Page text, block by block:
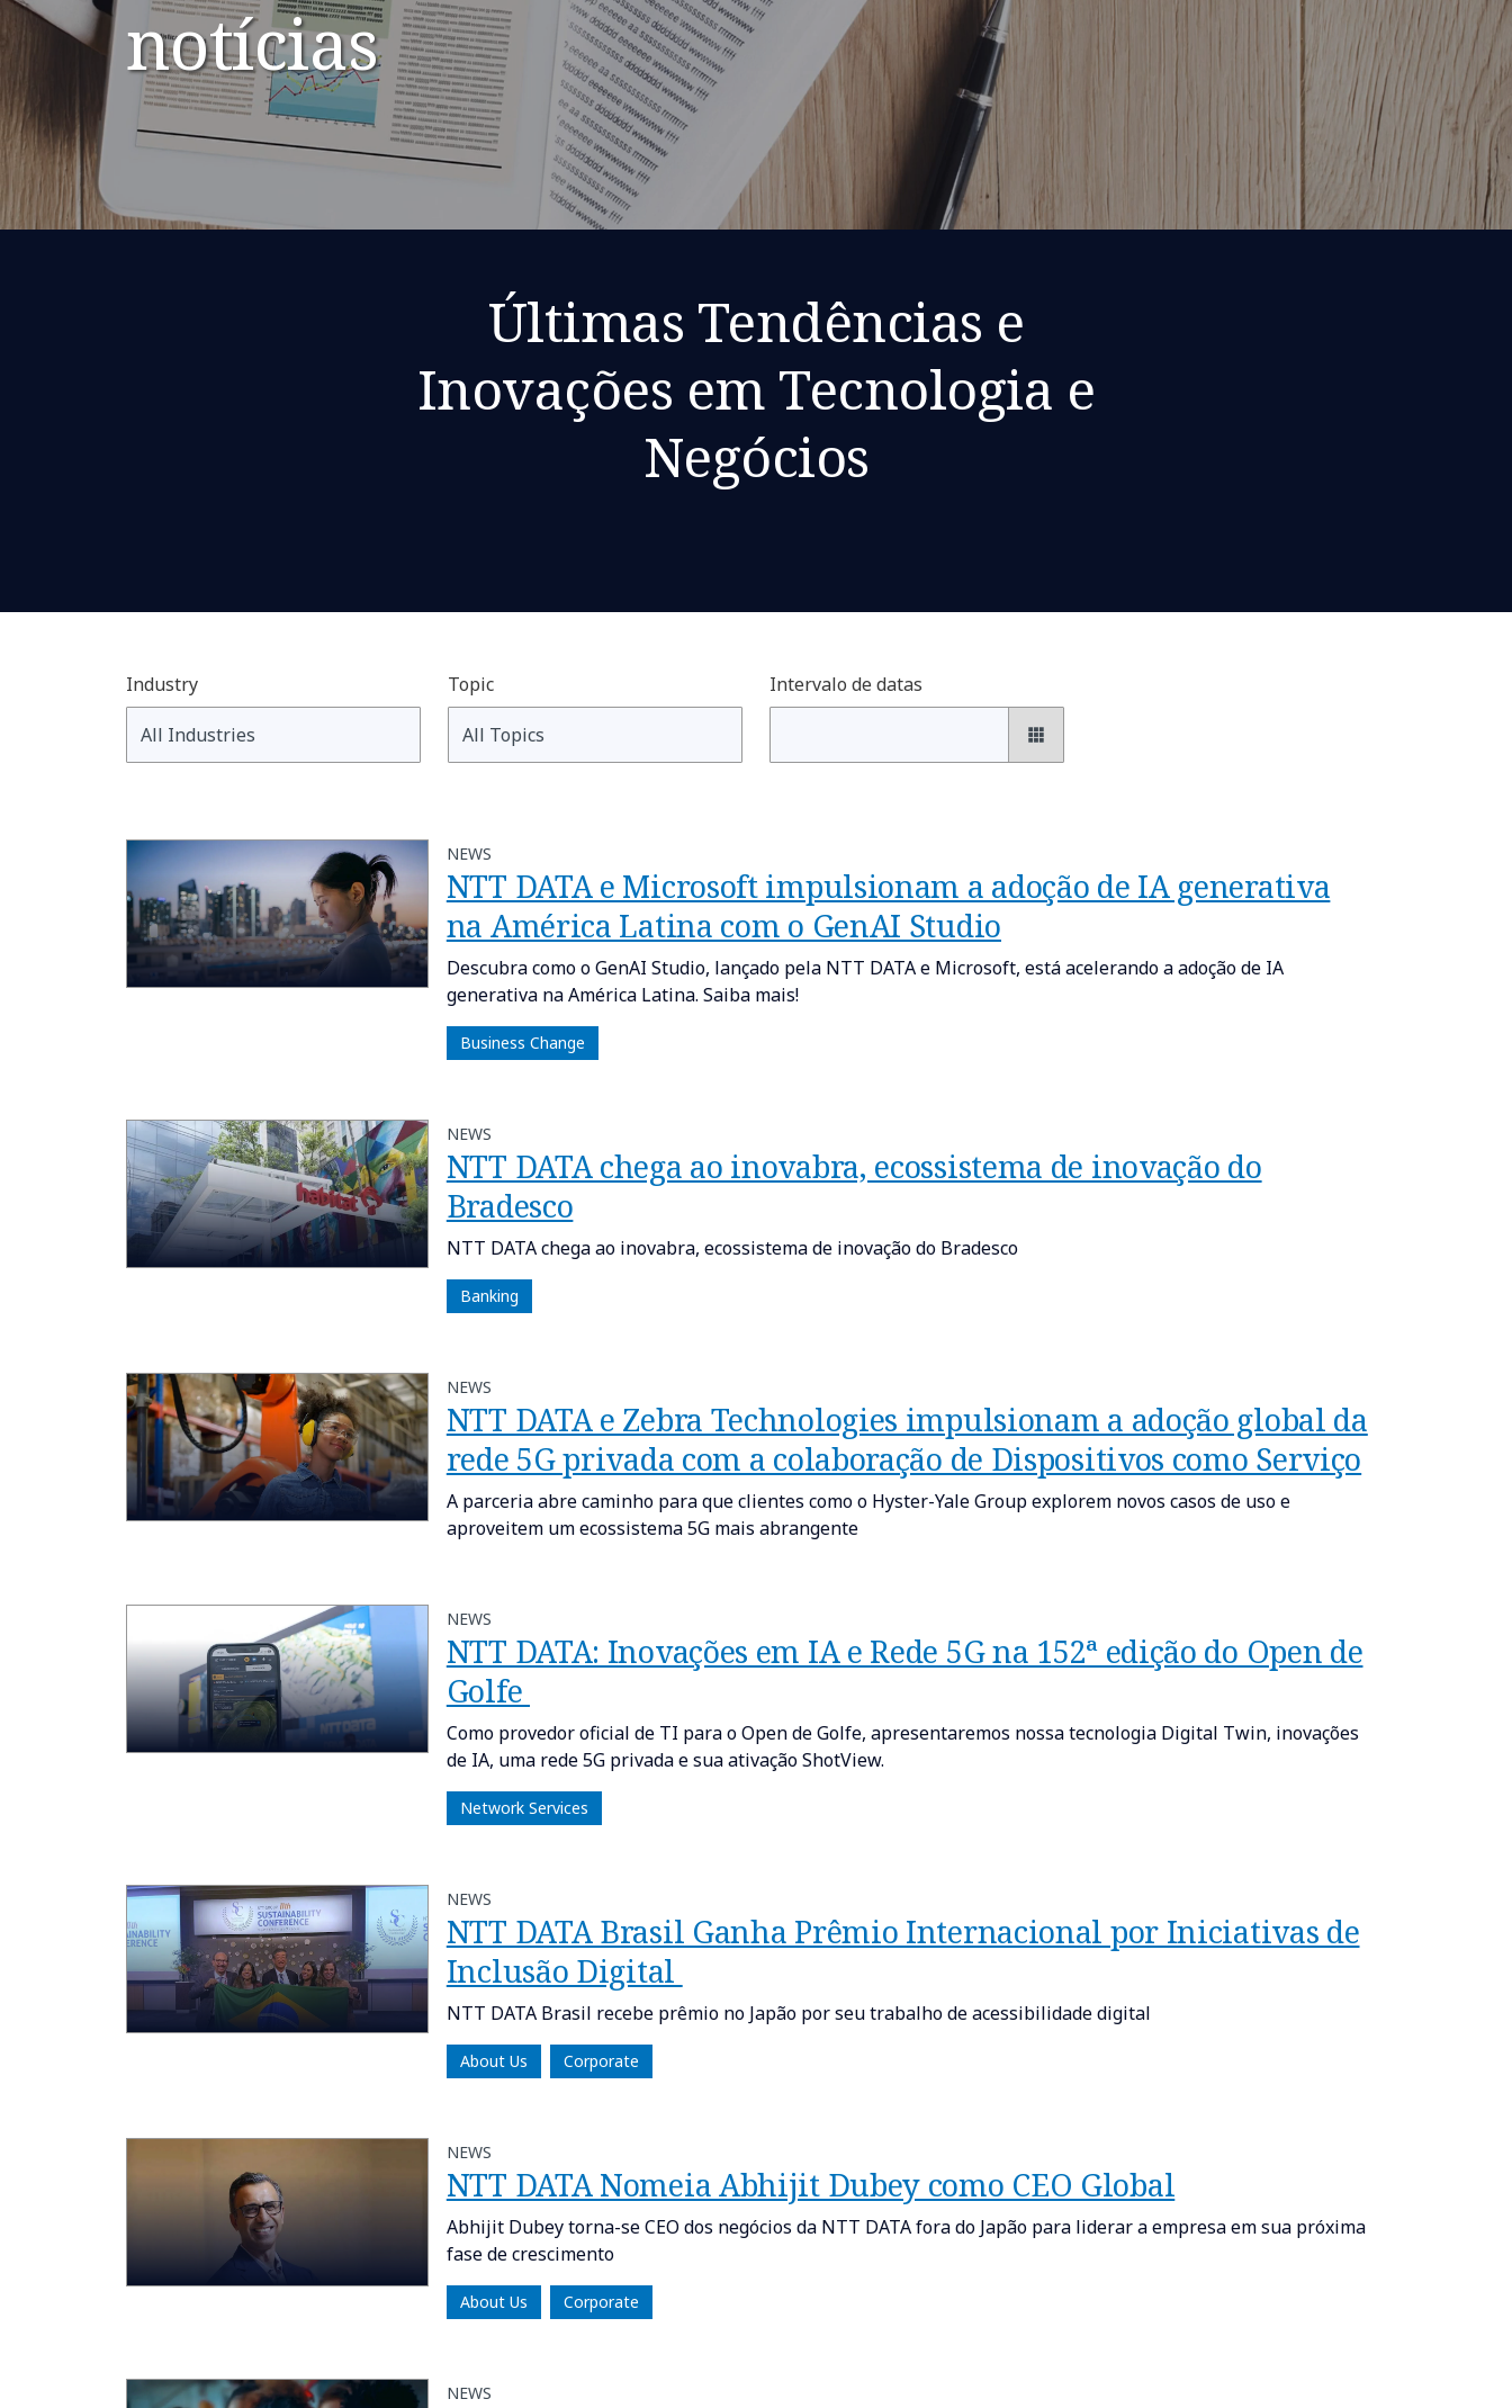
notícias
Últimas Tendências e
Inovações em Tecnologia e
Negócios
Industry Topic Intervalo de datas
NEWS
NTT DATA e Microsoft impulsionam a adoção de IA generativa
na América Latina com o GenAI Studio
Descubra como o GenAI Studio, lançado pela NTT DATA e Microsoft, está acelerando a adoção de IA
generativa na América Latina. Saiba mais!
Business Change
NEWS
NTT DATA chega ao inovabra, ecossistema de inovação do
Bradesco
NTT DATA chega ao inovabra, ecossistema de inovação do Bradesco
Banking
NEWS
NTT DATA e Zebra Technologies impulsionam a adoção global da
rede 5G privada com a colaboração de Dispositivos como Serviço
A parceria abre caminho para que clientes como o Hyster-Yale Group explorem novos casos de uso e
aproveitem um ecossistema 5G mais abrangente
NEWS
NTT DATA: Inovações em IA e Rede 5G na 152ª edição do Open de
Golfe
Como provedor oficial de TI para o Open de Golfe, apresentaremos nossa tecnologia Digital Twin, inovações
de IA, uma rede 5G privada e sua ativação ShotView.
Network Services
NEWS
NTT DATA Brasil Ganha Prêmio Internacional por Iniciativas de
Inclusão Digital
NTT DATA Brasil recebe prêmio no Japão por seu trabalho de acessibilidade digital
About Us Corporate
NEWS
NTT DATA Nomeia Abhijit Dubey como CEO Global
Abhijit Dubey torna-se CEO dos negócios da NTT DATA fora do Japão para liderar a empresa em sua próxima
fase de crescimento
About Us Corporate
NEWS